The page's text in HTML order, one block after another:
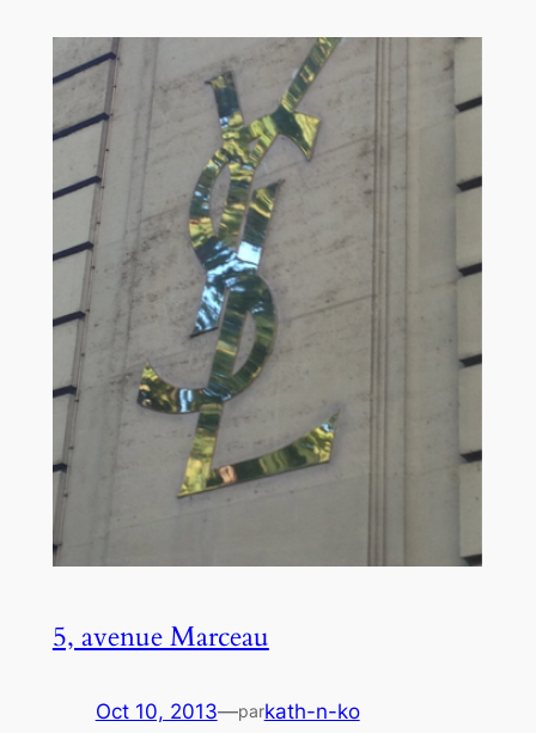
5, avenue Marceau
Oct 10, 2013—parkath-n-ko